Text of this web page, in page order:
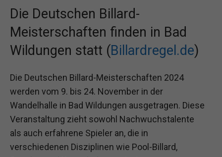
Die Deutschen Billard-
Meisterschaften finden in Bad
Wildungen statt (Billardregel.de)
Die Deutschen Billard-Meisterschaften 2024
werden vom 9. bis 24. November in der
Wandelhalle in Bad Wildungen ausgetragen. Diese
Veranstaltung zieht sowohl Nachwuchstalente
als auch erfahrene Spieler an, die in
verschiedenen Disziplinen wie Pool-Billard,